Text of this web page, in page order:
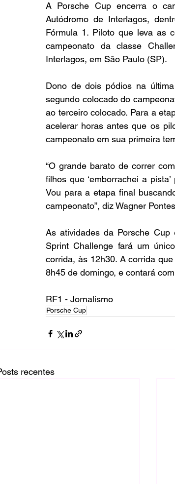
A Porsche Cup encerra o
Autódromo de Interlagos,
Fórmula 1. Piloto que leva as
campeonato da classe
Interlagos, em São Paulo (SP).
Dono de dois pódios na
segundo colocado do
ao terceiro colocado. Para a
acelerar horas antes que os
campeonato em sua primeira
“O grande barato de correr
filhos que ‘emborrachei a
Vou para a etapa final
campeonato”, diz Wagner
As atividades da Porsche
Sprint Challenge fará um
corrida, às 12h30. A corrida
8h45 de domingo, e contará
RF1 - Jornalismo
Porsche Cup
recentes